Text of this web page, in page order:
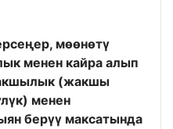
мөөнөтү
менен кайра алып
(жакшы
менен
берүү максатында